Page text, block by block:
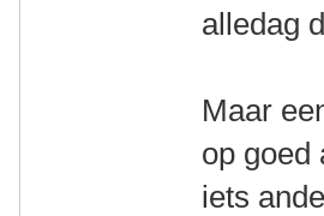
alledag
Maar
op goed
iets